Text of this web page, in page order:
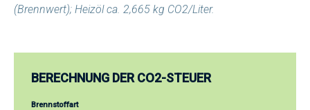
(Brennwert); Heizöl ca. 2,665 kg CO2/Liter.
BERECHNUNG DER CO2-STEUER
Brennstoffart